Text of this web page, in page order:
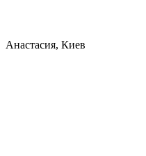
Анастасия, Киев